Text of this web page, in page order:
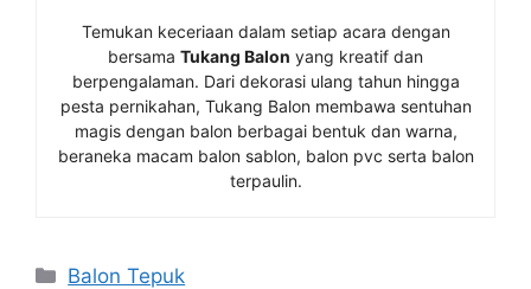
Temukan keceriaan dalam setiap acara dengan
bersama Tukang Balon yang kreatif dan
berpengalaman. Dari dekorasi ulang tahun hingga
pesta pernikahan, Tukang Balon membawa sentuhan
magis dengan balon berbagai bentuk dan warna,
beraneka macam balon sablon, balon pvc serta balon
terpaulin.
Kategori
Balon Tepuk